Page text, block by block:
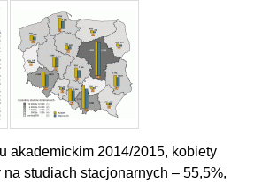
akademickim 2014/2015, kobiety
na studiach stacjonarnych – 55,5%,